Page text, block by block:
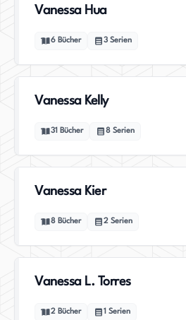
Vanessa Hua
6 Bücher 3 Serien
Vanessa Kelly
31 Bücher 8 Serien
Vanessa Kier
8 Bücher 2 Serien
Vanessa L. Torres
2 Bücher 1 Serien